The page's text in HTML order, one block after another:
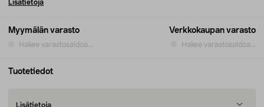
Myymälän varasto
Hakee varastosaldoa...
Verkkokaupan varasto
Hakee varastosaldoa...
Lisätietoja
Tuotetiedot
Lisätietoja